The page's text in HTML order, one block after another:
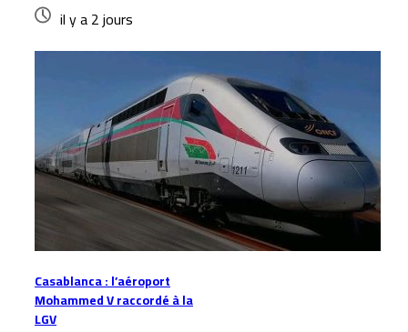
il y a 2 jours
Casablanca : l’aéroport
Mohammed V raccordé à la
LGV